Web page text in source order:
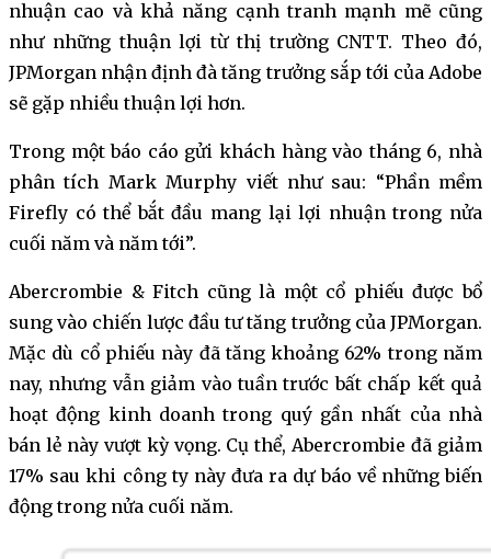
nhuận cao và khả năng cạnh tranh mạnh mẽ cũng
như những thuận lợi từ thị trường CNTT. Theo đó,
JPMorgan nhận định đà tăng trưởng sắp tới của Adobe
sẽ gặp nhiều thuận lợi hơn.
Trong một báo cáo gửi khách hàng vào tháng 6, nhà
phân tích Mark Murphy viết như sau: “Phần mềm
Firefly có thể bắt đầu mang lại lợi nhuận trong nửa
cuối năm và năm tới”.
Abercrombie & Fitch cũng là một cổ phiếu được bổ
sung vào chiến lược đầu tư tăng trưởng của JPMorgan.
Mặc dù cổ phiếu này đã tăng khoảng 62% trong năm
nay, nhưng vẫn giảm vào tuần trước bất chấp kết quả
hoạt động kinh doanh trong quý gần nhất của nhà
bán lẻ này vượt kỳ vọng. Cụ thể, Abercrombie đã giảm
17% sau khi công ty này đưa ra dự báo về những biến
động trong nửa cuối năm.